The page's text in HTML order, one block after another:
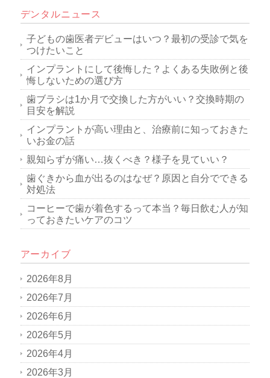
デンタルニュース
子どもの歯医者デビューはいつ？最初の受診で気を
つけたいこと
インプラントにして後悔した？よくある失敗例と後
悔しないための選び方
歯ブラシは1か月で交換した方がいい？交換時期の
目安を解説
インプラントが高い理由と、治療前に知っておきた
いお金の話
親知らずが痛い…抜くべき？様子を見ていい？
歯ぐきから血が出るのはなぜ？原因と自分でできる
対処法
コーヒーで歯が着色するって本当？毎日飲む人が知
っておきたいケアのコツ
アーカイブ
2026年8月
2026年7月
2026年6月
2026年5月
2026年4月
2026年3月